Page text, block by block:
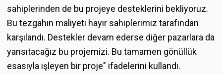
sahiplerinden de bu projeye desteklerini bekliyoruz.
Bu tezgahın maliyeti hayır sahiplerimiz tarafından
karşılandı. Destekler devam ederse diğer pazarlara da
yansıtacağız bu projemizi. Bu tamamen gönüllük
esasıyla işleyen bir proje" ifadelerini kullandı.